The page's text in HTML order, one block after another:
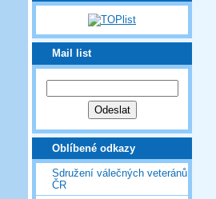
Mail list
Oblíbené odkazy
Sdružení válečných veteránů
ČR